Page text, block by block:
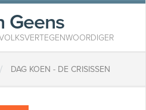
Geens
/ DAG KOEN - DE CRISISSEN